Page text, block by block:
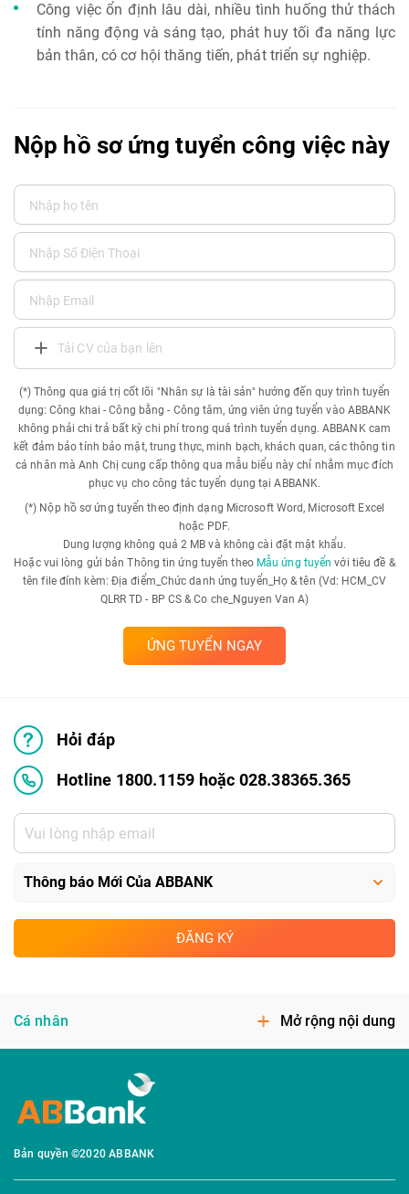
Công việc ổn định lâu dài, nhiều tình huống thử thách
tính năng động và sáng tạo, phát huy tối đa năng lực
bản thân, có cơ hội thăng tiến, phát triển sự nghiệp.
Nộp hồ sơ ứng tuyển công việc này
Tải CV của bạn lên
(*) Thông qua giá trị cốt lõi "Nhân sự là tài sản" hướng đến quy trình tuyển
dụng: Công khai - Công bằng - Công tâm, ứng viên ứng tuyển vào ABBANK
không phải chi trả bất kỳ chi phí trong quá trình tuyển dụng. ABBANK cam
kết đảm bảo tính bảo mật, trung thực, minh bạch, khách quan, các thông tin
cá nhân mà Anh Chị cung cấp thông qua mẫu biểu này chỉ nhằm mục đích
phục vụ cho công tác tuyển dụng tại ABBANK.
(*) Nộp hồ sơ ứng tuyển theo định dạng Microsoft Word, Microsoft Excel
hoặc PDF.
Dung lượng không quá 2 MB và không cài đặt mật khẩu.
Hoặc vui lòng gửi bản Thông tin ứng tuyển theo Mẫu ứng tuyển với tiêu đề &
tên file đính kèm: Địa điểm_Chức danh ứng tuyển_Họ & tên (Vd: HCM_CV
QLRR TD - BP CS & Co che_Nguyen Van A)
ỨNG TUYỂN NGAY
Hỏi đáp
Hotline 1800.1159 hoặc 028.38365.365
ĐĂNG KÝ
Cá nhân Mở rộng nội dung
Bản quyền ©2020 ABBANK